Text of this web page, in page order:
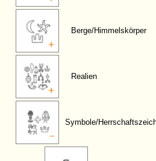
Berge/Himmelskörper
Realien
Symbole/